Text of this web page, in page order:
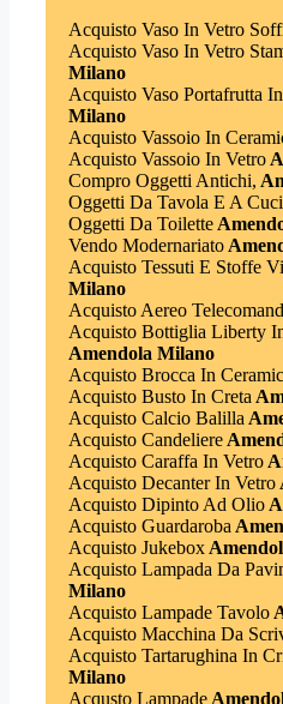
Acquisto Vaso In Vetro
Acquisto Vaso In Vetro
Milano
Acquisto Vaso Portafrutta
Milano
Acquisto Vassoio In
Acquisto Vassoio In Vetro
Compro Oggetti Antichi,
Oggetti Da Tavola E A
Oggetti Da Toilette
Vendo Modernariato
Acquisto Tessuti E Stoffe
Milano
Acquisto Aereo
Acquisto Bottiglia Liberty
Amendola Milano
Acquisto Brocca In
Acquisto Busto In Creta
Acquisto Calcio Balilla
Acquisto Candeliere
Acquisto Caraffa In Vetro
Acquisto Decanter In Vetro
Acquisto Dipinto Ad Olio
Acquisto Guardaroba
Acquisto Jukebox
Acquisto Lampada Da
Milano
Acquisto Lampade Tavolo
Acquisto Macchina Da
Acquisto Tartarughina In
Milano
Acqusto Lampade